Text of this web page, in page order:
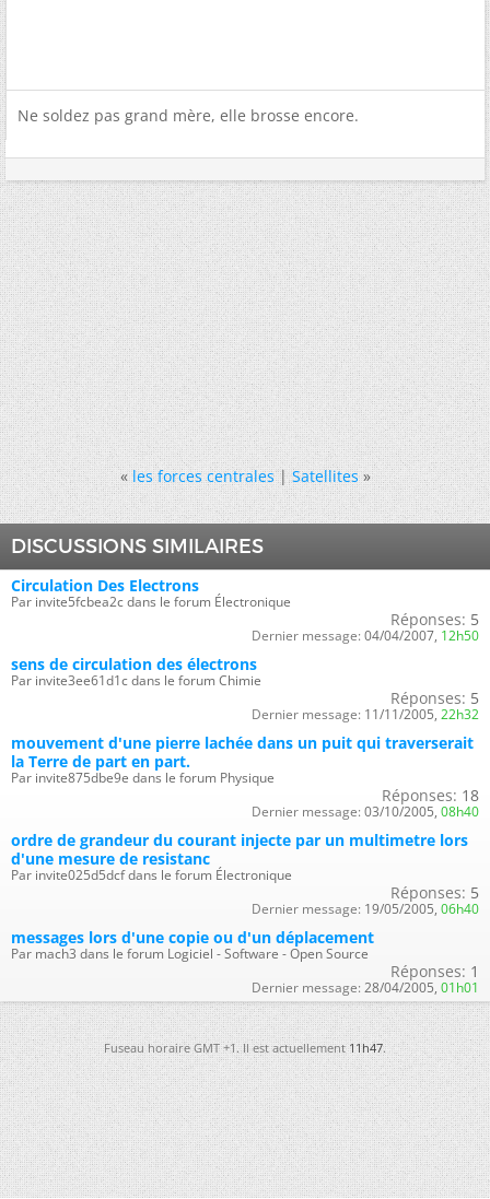
Ne soldez pas grand mère, elle brosse encore.
« les forces centrales|Satellites »
DISCUSSIONS SIMILAIRES
Circulation Des Electrons
Par invite5fcbea2c dans le forum Électronique
Réponses: 5
Dernier message: 04/04/2007, 12h50
sens de circulation des électrons
Par invite3ee61d1c dans le forum Chimie
Réponses: 5
Dernier message: 11/11/2005, 22h32
mouvement d'une pierre lachée dans un puit qui traverserait
la Terre de part en part.
Par invite875dbe9e dans le forum Physique
Réponses: 18
Dernier message: 03/10/2005, 08h40
ordre de grandeur du courant injecte par un multimetre lors
d'une mesure de resistanc
Par invite025d5dcf dans le forum Électronique
Réponses: 5
Dernier message: 19/05/2005, 06h40
messages lors d'une copie ou d'un déplacement
Par mach3 dans le forum Logiciel - Software - Open Source
Réponses: 1
Dernier message: 28/04/2005, 01h01
Fuseau horaire GMT +1. Il est actuellement11h47.